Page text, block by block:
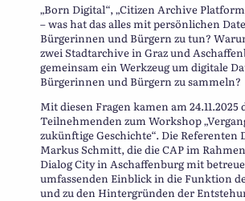
„Born Digital“, „Citizen Archive
– was hat das alles mit persönlichen
Bürgerinnen und Bürgern zu tun?
zwei Stadtarchive in Graz und
gemeinsam ein Werkzeug um digitale
Bürgerinnen und Bürgern zu sammeln?
Mit diesen Fragen kamen am 24.11.2025
Teilnehmenden zum Workshop
zukünftige Geschichte“. Die Referenten
Markus Schmitt, die die CAP im
Dialog City in Aschaffenburg mit
umfassenden Einblick in die Funktion
und zu den Hintergründen der